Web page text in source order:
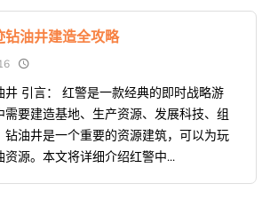
油井建造全攻略
井 引言： 红警是一款经典的即时战略游
需要建造基地、生产资源、发展科技、组
钻油井是一个重要的资源建筑，可以为玩
资源。本文将详细介绍红警中...